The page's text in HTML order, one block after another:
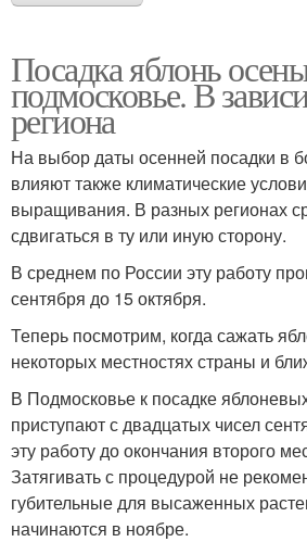
Посадка яблонь
подмосковье. В
региона
На выбор даты осенней посадки в
влияют также климатические
выращивания. В разных регионах
сдвигаться в ту или иную сторону.
В среднем по России эту работу
сентября до 15 октября.
Теперь посмотрим, когда сажать
некоторых местностях страны и
В Подмосковье к посадке
приступают с двадцатых чисел
эту работу до окончания второго
Затягивать с процедурой не
губительные для высаженных
начинаются в ноябре.